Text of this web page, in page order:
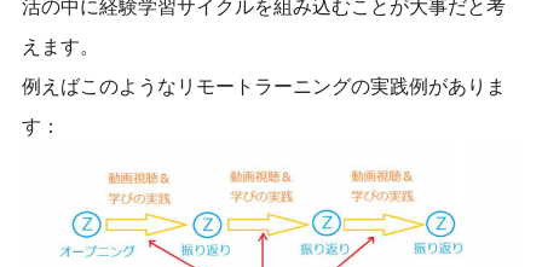
活の中に経験学習サイクルを組み込むことが大事だと考
えます。
例えばこのようなリモートラーニングの実践例がありま
す：